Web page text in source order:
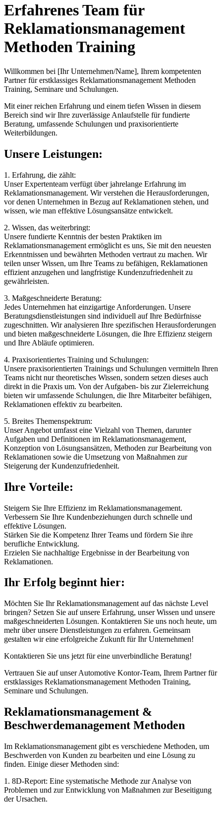
Erfahrenes Team für
Reklamationsmanagement
Methoden Training
Willkommen bei [Ihr Unternehmen/Name], Ihrem kompetenten
Partner für erstklassiges Reklamationsmanagement Methoden
Training, Seminare und Schulungen.
Mit einer reichen Erfahrung und einem tiefen Wissen in diesem
Bereich sind wir Ihre zuverlässige Anlaufstelle für fundierte
Beratung, umfassende Schulungen und praxisorientierte
Weiterbildungen.
Unsere Leistungen:
1. Erfahrung, die zählt:
Unser Expertenteam verfügt über jahrelange Erfahrung im
Reklamationsmanagement. Wir verstehen die Herausforderungen,
vor denen Unternehmen in Bezug auf Reklamationen stehen, und
wissen, wie man effektive Lösungsansätze entwickelt.
2. Wissen, das weiterbringt:
Unsere fundierte Kenntnis der besten Praktiken im
Reklamationsmanagement ermöglicht es uns, Sie mit den neuesten
Erkenntnissen und bewährten Methoden vertraut zu machen. Wir
teilen unser Wissen, um Ihre Teams zu befähigen, Reklamationen
effizient anzugehen und langfristige Kundenzufriedenheit zu
gewährleisten.
3. Maßgeschneiderte Beratung:
Jedes Unternehmen hat einzigartige Anforderungen. Unsere
Beratungsdienstleistungen sind individuell auf Ihre Bedürfnisse
zugeschnitten. Wir analysieren Ihre spezifischen Herausforderungen
und bieten maßgeschneiderte Lösungen, die Ihre Effizienz steigern
und Ihre Abläufe optimieren.
4. Praxisorientiertes Training und Schulungen:
Unsere praxisorientierten Trainings und Schulungen vermitteln Ihren
Teams nicht nur theoretisches Wissen, sondern setzen dieses auch
direkt in die Praxis um. Von der Aufgaben- bis zur Zielerreichung
bieten wir umfassende Schulungen, die Ihre Mitarbeiter befähigen,
Reklamationen effektiv zu bearbeiten.
5. Breites Themenspektrum:
Unser Angebot umfasst eine Vielzahl von Themen, darunter
Aufgaben und Definitionen im Reklamationsmanagement,
Konzeption von Lösungsansätzen, Methoden zur Bearbeitung von
Reklamationen sowie die Umsetzung von Maßnahmen zur
Steigerung der Kundenzufriedenheit.
Ihre Vorteile:
Steigern Sie Ihre Effizienz im Reklamationsmanagement.
Verbessern Sie Ihre Kundenbeziehungen durch schnelle und
effektive Lösungen.
Stärken Sie die Kompetenz Ihrer Teams und fördern Sie ihre
berufliche Entwicklung.
Erzielen Sie nachhaltige Ergebnisse in der Bearbeitung von
Reklamationen.
Ihr Erfolg beginnt hier:
Möchten Sie Ihr Reklamationsmanagement auf das nächste Level
bringen? Setzen Sie auf unsere Erfahrung, unser Wissen und unsere
maßgeschneiderten Lösungen. Kontaktieren Sie uns noch heute, um
mehr über unsere Dienstleistungen zu erfahren. Gemeinsam
gestalten wir eine erfolgreiche Zukunft für Ihr Unternehmen!
Kontaktieren Sie uns jetzt für eine unverbindliche Beratung!
Vertrauen Sie auf unser Automotive Kontor-Team, Ihrem Partner für
erstklassiges Reklamationsmanagement Methoden Training,
Seminare und Schulungen.
Reklamationsmanagement &
Beschwerdemanagement Methoden
Im Reklamationsmanagement gibt es verschiedene Methoden, um
Beschwerden von Kunden zu bearbeiten und eine Lösung zu
finden. Einige dieser Methoden sind:
1. 8D-Report: Eine systematische Methode zur Analyse von
Problemen und zur Entwicklung von Maßnahmen zur Beseitigung
der Ursachen.